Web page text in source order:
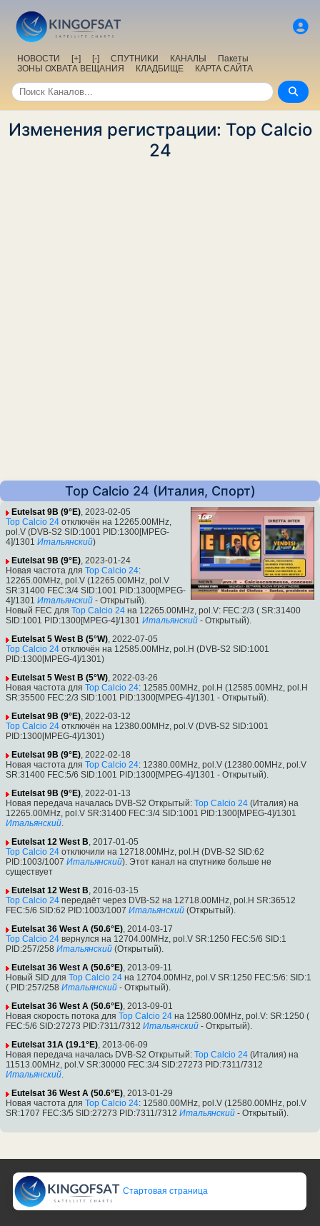
НОВОСТИ [+] [-] СПУТНИКИ КАНАЛЫ
Пакеты
ЗОНЫ ОХВАТА ВЕЩАНИЯ
КЛАДБИЩЕ КАРТА САЙТА
Изменения регистрации: Top Calcio
24
Top Calcio 24 (Италия, Спорт)
Eutelsat 9B (9°E), 2023-02-05
Top Calcio 24 отключён на 12265.00MHz,
pol.V (DVB-S2 SID:1001 PID:1300[MPEG-
4]/1301 Итальянский)
Eutelsat 9B (9°E), 2023-01-24
Новая частота для Top Calcio 24:
12265.00MHz, pol.V (12265.00MHz, pol.V
SR:31400 FEC:3/4 SID:1001 PID:1300[MPEG-
4]/1301 Итальянский - Открытый).
Новый FEC для Top Calcio 24 на 12265.00MHz, pol.V: FEC:2/3 ( SR:31400
SID:1001 PID:1300[MPEG-4]/1301 Итальянский - Открытый).
Eutelsat 5 West B (5°W), 2022-07-05
Top Calcio 24 отключён на 12585.00MHz, pol.H (DVB-S2 SID:1001
PID:1300[MPEG-4]/1301)
Eutelsat 5 West B (5°W), 2022-03-26
Новая частота для Top Calcio 24: 12585.00MHz, pol.H (12585.00MHz, pol.H
SR:35500 FEC:2/3 SID:1001 PID:1300[MPEG-4]/1301 - Открытый).
Eutelsat 9B (9°E), 2022-03-12
Top Calcio 24 отключён на 12380.00MHz, pol.V (DVB-S2 SID:1001
PID:1300[MPEG-4]/1301)
Eutelsat 9B (9°E), 2022-02-18
Новая частота для Top Calcio 24: 12380.00MHz, pol.V (12380.00MHz, pol.V
SR:31400 FEC:5/6 SID:1001 PID:1300[MPEG-4]/1301 - Открытый).
Eutelsat 9B (9°E), 2022-01-13
Новая передача началась DVB-S2 Открытый: Top Calcio 24 (Италия) на
12265.00MHz, pol.V SR:31400 FEC:3/4 SID:1001 PID:1300[MPEG-4]/1301
Итальянский.
Eutelsat 12 West B, 2017-01-05
Top Calcio 24 отключили на 12718.00MHz, pol.H (DVB-S2 SID:62
PID:1003/1007 Итальянский). Этот канал на спутнике больше не
существует
Eutelsat 12 West B, 2016-03-15
Top Calcio 24 передаёт через DVB-S2 на 12718.00MHz, pol.H SR:36512
FEC:5/6 SID:62 PID:1003/1007 Итальянский (Открытый).
Eutelsat 36 West A (50.6°E), 2014-03-17
Top Calcio 24 вернулся на 12704.00MHz, pol.V SR:1250 FEC:5/6 SID:1
PID:257/258 Итальянский (Открытый).
Eutelsat 36 West A (50.6°E), 2013-09-11
Новый SID для Top Calcio 24 на 12704.00MHz, pol.V SR:1250 FEC:5/6: SID:1
( PID:257/258 Итальянский - Открытый).
Eutelsat 36 West A (50.6°E), 2013-09-01
Новая скорость потока для Top Calcio 24 на 12580.00MHz, pol.V: SR:1250 (
FEC:5/6 SID:27273 PID:7311/7312 Итальянский - Открытый).
Eutelsat 31A (19.1°E), 2013-06-09
Новая передача началась DVB-S2 Открытый: Top Calcio 24 (Италия) на
11513.00MHz, pol.V SR:30000 FEC:3/4 SID:27273 PID:7311/7312
Итальянский.
Eutelsat 36 West A (50.6°E), 2013-01-29
Новая частота для Top Calcio 24: 12580.00MHz, pol.V (12580.00MHz, pol.V
SR:1707 FEC:3/5 SID:27273 PID:7311/7312 Итальянский - Открытый).
Стартовая страница